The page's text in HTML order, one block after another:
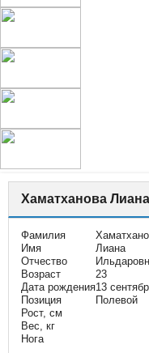
Хаматханова
Фамилия
Имя
Лиана
Отчество
Возраст
23
Дата рождения13
Позиция
Полевой
Рост, см
Вес, кг
Нога